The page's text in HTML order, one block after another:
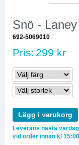
Snö -
692-5069010
Pris: 299 kr
Lägg i varukorg
Leverans nästa vardag
vid order innan kl